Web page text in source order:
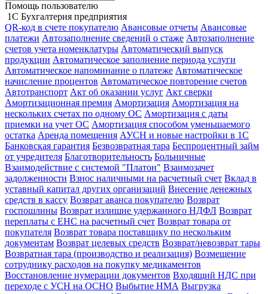
Помощь пользователю
1С Бухгалтерия предприятия
QR-код в счете покупателю Авансовые отчеты Авансовые
платежи Автозаполнение сведений о стаже Автозаполнение
счетов учета номенклатуры Автоматический выпуск
продукции Автоматическое заполнение периода услуги
Автоматическое напоминание о платеже Автоматическое
начисление процентов Автоматическое повторение счетов
Автотранспорт Акт об оказании услуг Акт сверки
Амортизационная премия Амортизация Амортизация на
нескольких счетах по одному ОС Амортизация с даты
приемки на учет ОС Амортизация способом уменьшаемого
остатка Аренда помещения АУСН и новые настройки в 1С
Банковская гарантия Безвозвратная тара Беспроцентный займ
от учредителя Благотворительность Больничные
Взаимодействие с системой "Платон" Взаимозачет
задолженности Взнос наличными на расчетный счет Вклад в
уставный капитал других организаций Внесение денежных
средств в кассу Возврат аванса покупателю Возврат
госпошлины Возврат излишне удержанного НДФЛ Возврат
переплаты с ЕНС на расчетный счет Возврат товара от
покупателя Возврат товара поставщику по нескольким
документам Возврат целевых средств Возврат/невозврат тары
Возвратная тара (производство и реализация) Возмещение
сотруднику расходов на покупку медикаментов
Восстановление нумерации документов Входящий НДС при
переходе с УСН на ОСНО Выбытие НМА Выгрузка